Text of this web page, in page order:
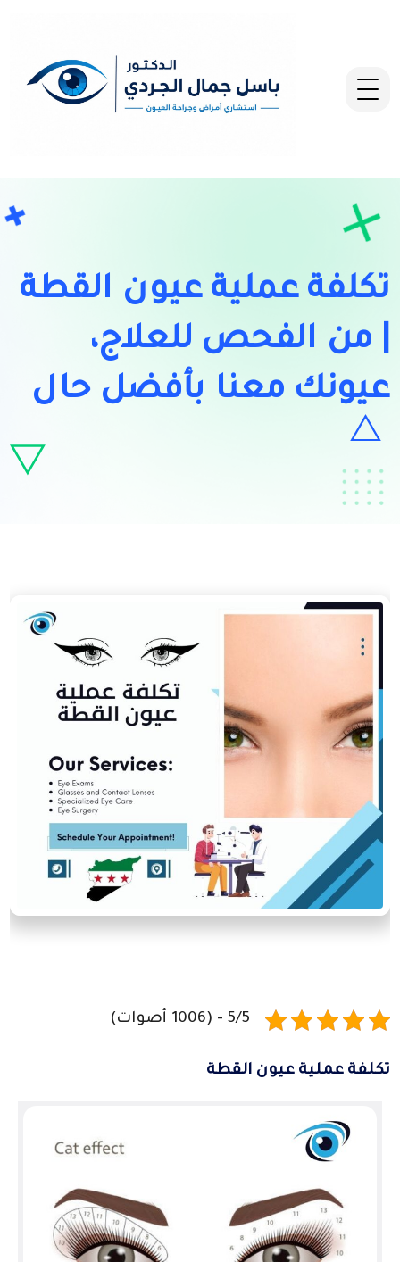
تكلفة عملية عيون القطة
| من الفحص للعلاج،
عيونك معنا بأفضل حال
5/5 - (1006 أصوات)
تكلفة عملية عيون القطة